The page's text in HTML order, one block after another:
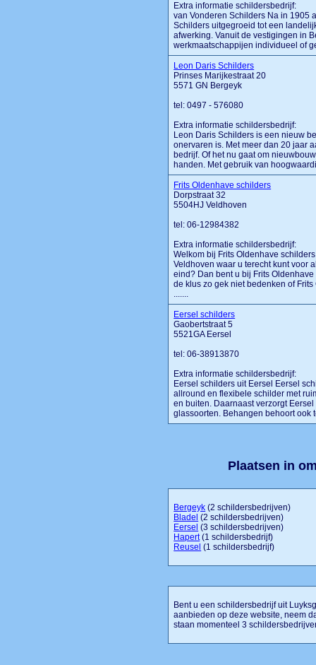
Extra informatie schildersbedrijf:
van Vonderen Schilders Na in 1905
Schilders uitgegroeid tot een
afwerking. Vanuit de vestigingen in
werkmaatschappijen individueel of
Leon Daris Schilders
Prinses Marijkestraat 20
5571 GN Bergeyk
tel: 0497 - 576080
Extra informatie schildersbedrijf:
Leon Daris Schilders is een nieuw
onervaren is. Met meer dan 20 jaar
bedrijf. Of het nu gaat om
handen. Met gebruik van
Frits Oldenhave schilders
Dorpstraat 32
5504HJ Veldhoven
tel: 06-12984382
Extra informatie schildersbedrijf:
Welkom bij Frits Oldenhave
Veldhoven waar u terecht kunt voor
eind? Dan bent u bij Frits
de klus zo gek niet bedenken of
.......
Eersel schilders
Gaobertstraat 5
5521GA Eersel
tel: 06-38913870
Extra informatie schildersbedrijf:
Eersel schilders uit Eersel Eersel
allround en flexibele schilder met
en buiten. Daarnaast verzorgt
glassoorten. Behangen behoort ook
Plaatsen in
Bergeyk (2 schildersbedrijven)
Bladel (2 schildersbedrijven)
Eersel (3 schildersbedrijven)
Hapert(1 schildersbedrijf)
Reusel (1 schildersbedrijf)
Bent u een schildersbedrijf uit
aanbieden op deze website, neem
staan momenteel 3